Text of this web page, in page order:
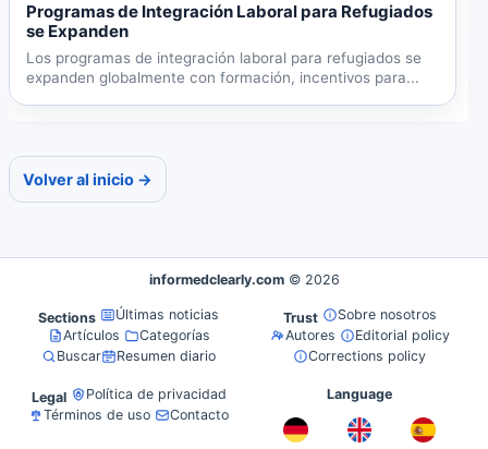
Programas de Integración Laboral para Refugiados
se Expanden
Los programas de integración laboral para refugiados se
expanden globalmente con formación, incentivos para...
Volver al inicio →
informedclearly.com © 2026
Sections
Últimas noticias
Artículos
Categorías
Buscar
Resumen diario
Trust
Sobre nosotros
Autores
Editorial policy
Corrections policy
Legal
Política de privacidad
Términos de uso
Contacto
Language